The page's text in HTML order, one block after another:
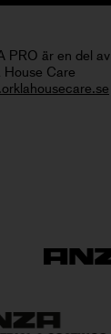
PRO är en del av
House Care